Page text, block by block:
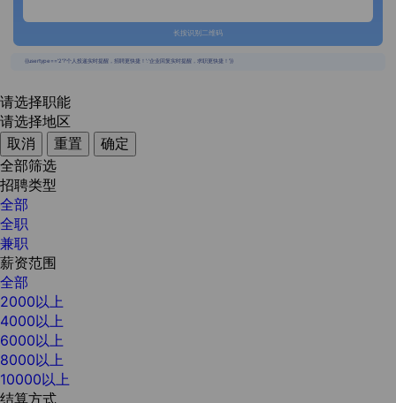
长按识别二维码
{{usertype=='2'?'个人投递实时提醒，招聘更快捷！':'企业回复实时提醒，求职更快捷！'}}
请选择职能
请选择地区
取消
重置
确定
全部筛选
招聘类型
全部
全职
兼职
薪资范围
全部
2000以上
4000以上
6000以上
8000以上
10000以上
结算方式